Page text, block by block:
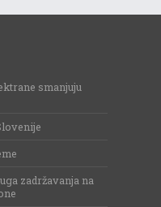
smanjuju
zadržavanja na